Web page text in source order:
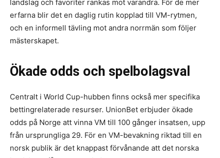
landslag och favoriter rankas mot varandra. För de mer
erfarna blir det en daglig rutin kopplad till VM-rytmen,
och en informell tävling mot andra norrmän som följer
mästerskapet.
Ökade odds och spelbolagsval
Centralt i World Cup-hubben finns också mer specifika
bettingrelaterade resurser. UnionBet erbjuder ökade
odds på Norge att vinna VM till 100 gånger insatsen, upp
från ursprungliga 29. För en VM-bevakning riktad till en
norsk publik är det knappast förvånande att det norska